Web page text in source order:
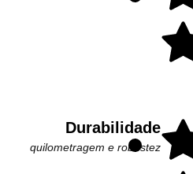
Durabilidade
quilometragem e robustez